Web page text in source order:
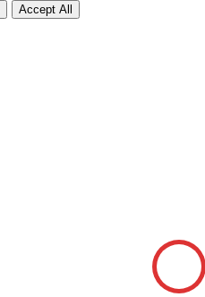
Accept All